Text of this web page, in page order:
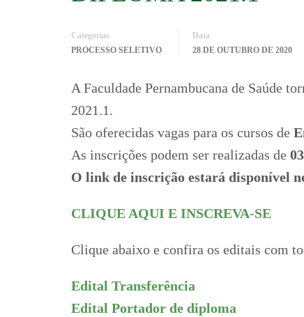
Categorias
PROCESSO SELETIVO
Data
28 DE OUTUBRO DE 2020
A Faculdade Pernambucana de Saúde
2021.1.
São oferecidas vagas para os cursos de
As inscrições podem ser realizadas de
O link de inscrição estará disponível
CLIQUE AQUI E INSCREVA-SE
Clique abaixo e confira os editais com
Edital Transferência
Edital Portador de diploma